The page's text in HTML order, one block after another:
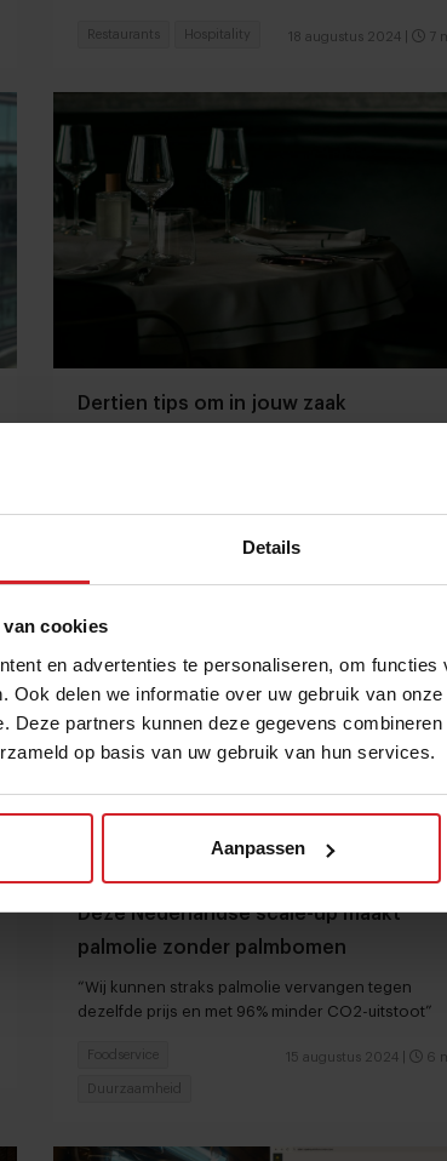
Details
cookies
en advertenties te personaliseren, om
Ook delen we informatie over uw gebruik van
Deze partners kunnen deze gegevens
op basis van uw gebruik van hun services.
Aanpassen
18 augustus 2024 7
Restaurants Hospitality
Dertien tips om in jouw zaak
16 augustus 2024
Deze Nederlandse scale-up maakt
palmolie zonder palmbomen
“Wij kunnen straks palmolie vervangen tegen
dezelfde prijs en met 96% minder CO2-uitstoot”
15 augustus 2024 6
Foodservice
Duurzaamheid